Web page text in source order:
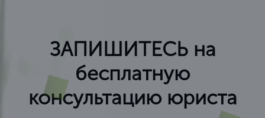
ЗАПИШИТЕСЬ на
бесплатную
консультацию юриста